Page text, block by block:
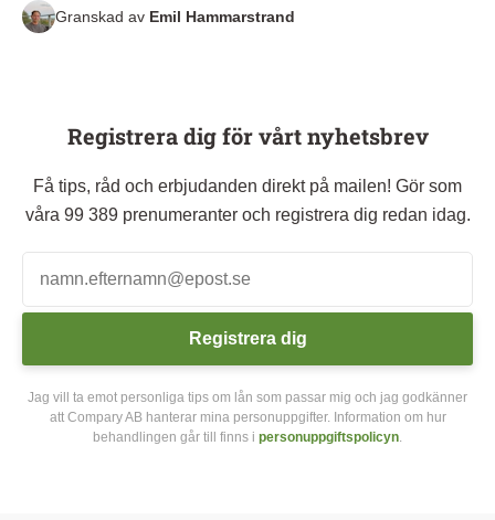
Granskad av Emil Hammarstrand
Registrera dig för vårt nyhetsbrev
Få tips, råd och erbjudanden direkt på mailen! Gör som
våra 99 389 prenumeranter och registrera dig redan idag.
Registrera dig
Jag vill ta emot personliga tips om lån som passar mig och jag godkänner
att Compary AB hanterar mina personuppgifter. Information om hur
behandlingen går till finns i personuppgiftspolicyn